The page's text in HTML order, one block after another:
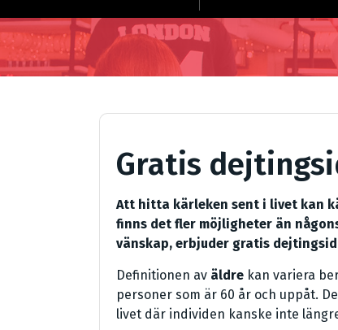
Gratis
Att hitta kärleken sent i livet kan
finns det fler möjligheter än
vänskap, erbjuder gratis
Definitionen av äldre kan variera
personer som är 60 år och uppåt.
livet där individen kanske inte